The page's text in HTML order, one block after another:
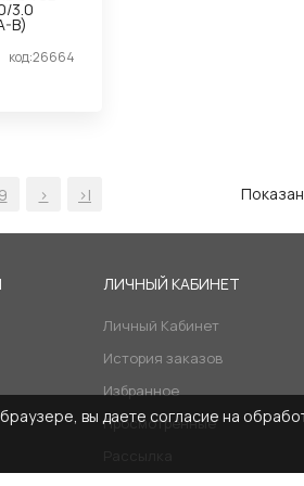
3.0
B)
код:26664
9 > >|
ЛИЧНЫЙ КАБИНЕТ
Личный Кабинет
История заказов
Избранное
Просмотренные
вы даете согласие на